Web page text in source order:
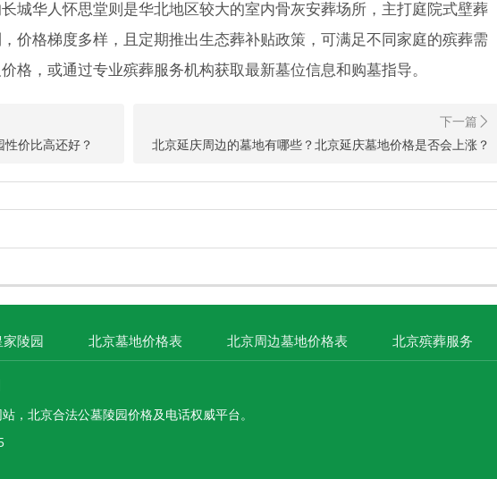
城华人怀思堂则是华北地区较大的室内骨灰安葬场所，主打庭院式壁葬
价格梯度多样，且定期推出生态葬补贴政策，可满足不同家庭的殡葬需
格，或通过专业殡葬服务机构获取最新墓位信息和购墓指导。
价比高还好？ 北京延庆周边的墓地有哪些？北京延庆墓地价格是否会上涨？
家陵园 北京墓地价格表 北京周边墓地价格表 北京殡葬服务
，北京合法公墓陵园价格及电话权威平台。